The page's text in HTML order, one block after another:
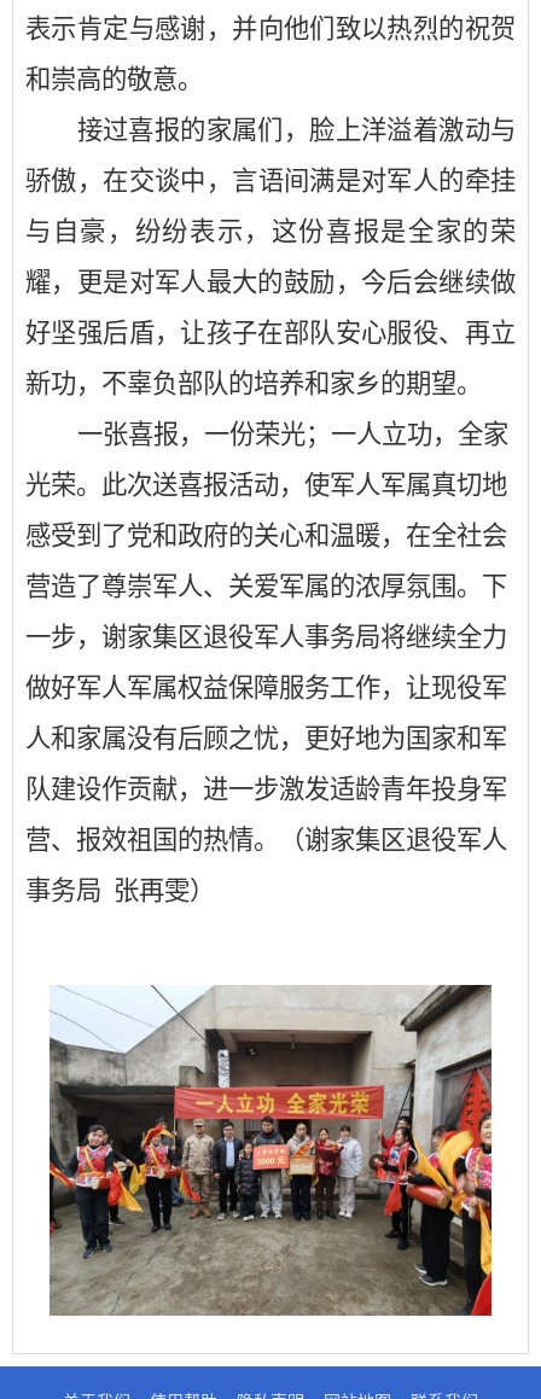
表示肯定与感谢，并向他们致以热烈的祝贺
和崇高的敬意。
接过喜报的家属们，脸上洋溢着激动与
骄傲， 在交谈中 ，言语间满是对军人的牵挂
与自豪 ， 纷纷表示，这份喜报是全家的荣
耀，更是对军人最大的鼓励，今后会继续做
好坚强后盾，让孩子在部队安心服役、再立
新功，不辜负部队的培养和家乡的期望。
一张喜报，一份荣光；一人立功，全家
光荣。此次送喜报活动，使军人军属真切地
感受到了党和政府的关心和温暖， 在全社会
营造了尊崇军人、关爱军属的浓厚氛围。 下
一步，谢家集区退役军人事务局将继续全力
做好军人军属权益保障服务工作，让现役军
人和家属没有后顾之忧，更好地为国家和军
队建设作贡献， 进一步激发适龄青年投身军
营、报效祖国的热情。（谢家集区退役军人
事务局 张再雯）